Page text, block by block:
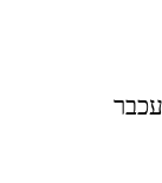
עכבר